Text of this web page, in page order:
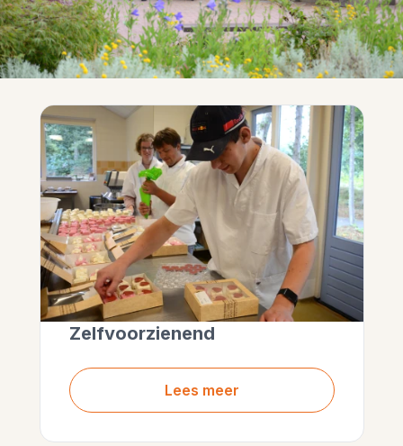
Ontdek meer over onzeunieke
aanpak
Zelfvoorzienend
Lees meer